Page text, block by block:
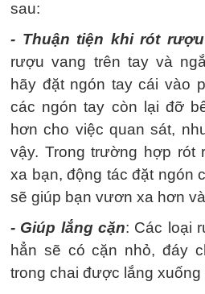
sau:
- Thuận tiện khi rót rượu
rượu vang trên tay và
hãy đặt ngón tay cái vào
các ngón tay còn lại đỡ
hơn cho việc quan sát,
vậy. Trong trường hợp rót
xa bạn, động tác đặt ngón
sẽ giúp bạn vươn xa hơn
- Giúp lắng cặn: Các loại
hẳn sẽ có cặn nhỏ, đáy
trong chai được lắng